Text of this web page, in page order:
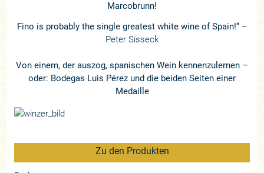
Marcobrunn!
Fino is probably the single greatest white wine of Spain!“–
Peter Sisseck
Von einem, der auszog, spanischen Wein kennenzulernen –
oder: Bodegas Luis Pérez und die beiden Seiten einer
Medaille
Zu den Produkten